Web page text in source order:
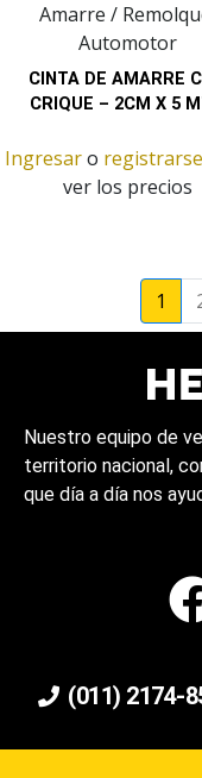
Amarre /
Automotor
CINTA DE AMARRE
CRIQUE – 2CM X 5
Ingresaro registrarse
ver los precios
1
Nuestro equipo de
territorio nacional,
que día a día nos
(011) 2174-